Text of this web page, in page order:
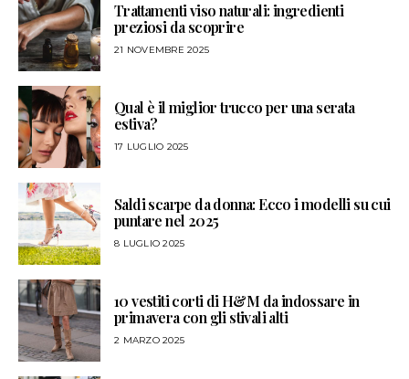
Trattamenti viso naturali: ingredienti
preziosi da scoprire
21 NOVEMBRE 2025
Qual è il miglior trucco per una serata
estiva?
17 LUGLIO 2025
Saldi scarpe da donna: Ecco i modelli su cui
puntare nel 2025
8 LUGLIO 2025
10 vestiti corti di H&M da indossare in
primavera con gli stivali alti
2 MARZO 2025